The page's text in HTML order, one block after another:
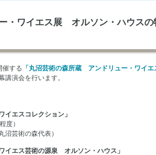
・ワイエス展 オルソン・ハウス
催する 「丸沼芸術の森所蔵 アンドリュー・ワイ
講演会を行います。
エスコレクション」
度）
沼芸術の森代表）
イエス芸術の源泉 オルソン・ハウス」